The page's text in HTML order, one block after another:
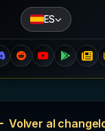
ES
Volver al